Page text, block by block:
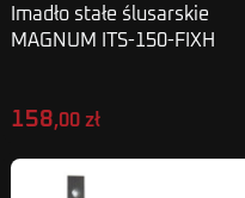
Imadło stałe ślusarskie
MAGNUM ITS-150-FIXH
158,00 zł